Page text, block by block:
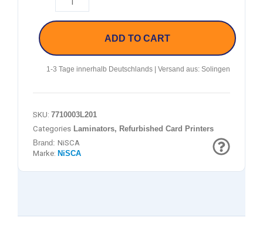
ADD TO CART
1-3 Tage innerhalb Deutschlands | Versand aus: Solingen
SKU: 7710003L201
Categories Laminators, Refurbished Card Printers
Brand: NiSCA
Marke: NiSCA